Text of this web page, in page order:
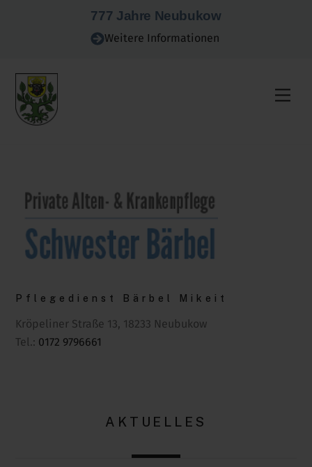
777 Jahre Neubukow
Weitere Informationen
Pflegedienst Bärbel Mikeit
Kröpeliner Straße 13, 18233 Neubukow
Tel.: 0172 9796661
AKTUELLES